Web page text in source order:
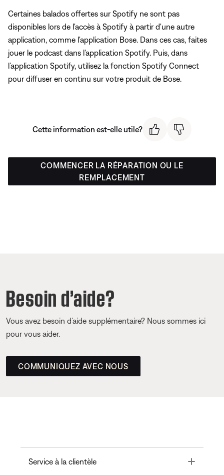
Certaines balados offertes sur Spotify ne sont pas
disponibles lors de l'accès à Spotify à partir d'une autre
application, comme l'application Bose. Dans ces cas, faites
jouer le podcast dans l'application Spotify. Puis, dans
l’application Spotify, utilisez la fonction Spotify Connect
pour diffuser en continu sur votre produit de Bose.
Cette information est-elle utile?
COMMENCER LA RÉPARATION OU LE
REMPLACEMENT
Besoin d’aide?
Vous avez besoin d’aide supplémentaire? Nous sommes ici
pour vous aider.
COMMUNIQUEZ AVEC NOUS
Service à la clientèle Toggle